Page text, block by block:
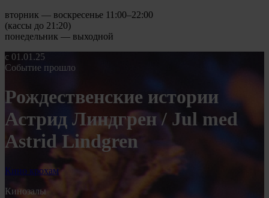
вторник — воскресенье 11:00–22:00
(кассы до 21:20)
понедельник — выходной
c 01.01.25
Событие прошло
Рождественские истории
Астрид Линдгрен / Jul med
Astrid Lindgren
Кино крохам
Кинозалы